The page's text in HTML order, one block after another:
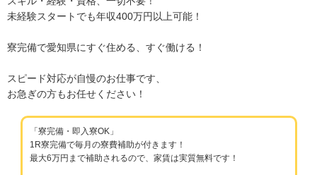
未経験スタートでも年収400万円以上可能！
寮完備で愛知県にすぐ住める、すぐ働ける！
スピード対応が自慢のお仕事です、
お急ぎの方もお任せください！
「寮完備・即入寮OK」
1R寮完備で毎月の寮費補助が付きます！
最大6万円まで補助されるので、家賃は実質無料です！